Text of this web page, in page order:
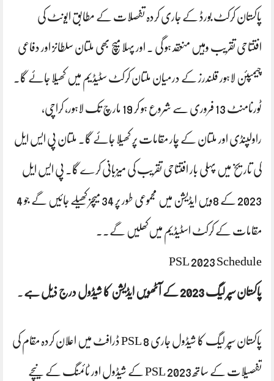
پاکستان کرکٹ بورڈ کے جاری کردہ تفصلات کے مطابق ایونٹ کی
افتتاحی تقریب وہیں منعقد ہو گی . اور پہلا میچ بھی ملتان سلطانز اور دفاعی
چیمپئن لاہور قلندرز کے درمیان ملتان کرکٹ سٹیڈیم میں کھیلا جائے گا۔
ٹورنامنٹ 13 فروری سے شروع ہو کر 19 مارچ تک لاہور، کراچی،
راولپنڈی اور ملتان کے چار مقامات پر کھیلا جائے گا۔ ملتان پی ایس ایل
کی تاریخ میں پہلی بار افتتاحی تقریب کی میزبانی کرے گا۔ پی ایس ایل
2023 کے 8ویں ایڈیشن میں مجموعی طور پر 34 میچز کھیلے جائیں گے جو 4
مقامات کے کرکٹ اسٹیڈیم میں‌کھلیں گے.۔
PSL 2023 Schedule
پاکستان سپر لیگ 2023 کے آٹھویں ایڈیشن کا شیڈول درج ذیل ہے
پاکستان سپر لیگ کا شیڈول جاری PSL 8 ڈرافٹ میں اعلان کردہ مقام کی
تفصیلات کے ساتھ PSL 2023 کے شیڈول اور ٹائمنگ کے نیچے